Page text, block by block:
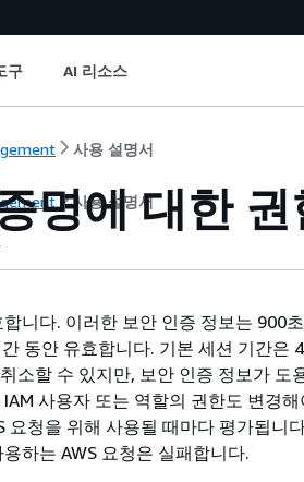
구 AI 리소스
사용 설명서
사용 설명서
명에 대한
니다. 이러한 보안 인증 정보는 900
동안 유효합니다. 기본 세션 기간은
소할 수 있지만, 보안 인증 정보가 도
사용자 또는 역할의 권한도 변경해
청을 위해 사용될 때마다 평가됩니
하는 AWS 요청은 실패합니다.